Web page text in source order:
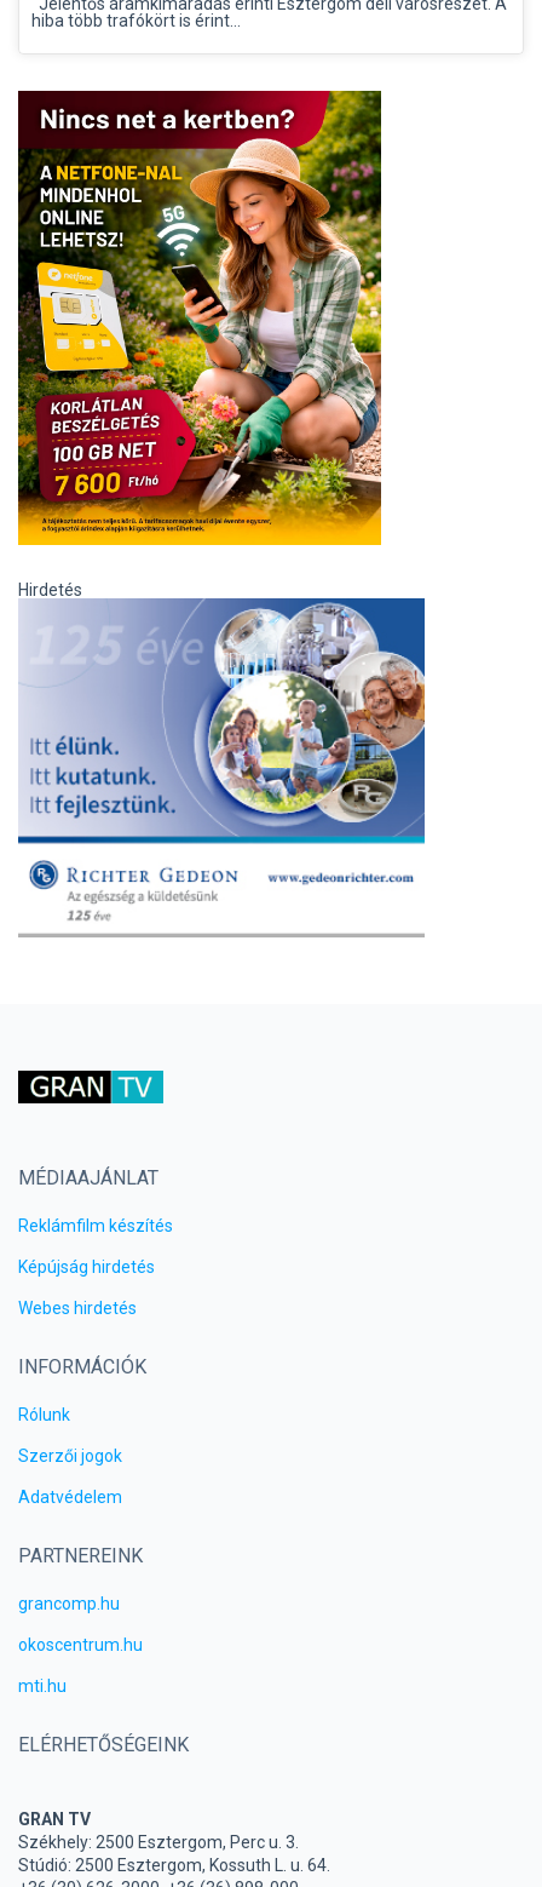
hiba több trafókört is érint...
Hirdetés
MÉDIAAJÁNLAT
Reklámfilm készítés
Képújság hirdetés
Webes hirdetés
INFORMÁCIÓK
Rólunk
Szerzői jogok
Adatvédelem
PARTNEREINK
grancomp.hu
okoscentrum.hu
mti.hu
ELÉRHETŐSÉGEINK
GRAN TV
Székhely: 2500 Esztergom, Perc u. 3.
Stúdió: 2500 Esztergom, Kossuth L. u. 64.